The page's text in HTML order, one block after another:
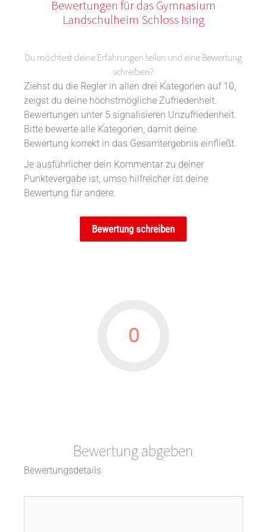
Bewertungen für das Gymnasium
Landschulheim Schloss Ising
Du möchtest deine Erfahrungen teilen und eine Bewertung
schreiben?
Ziehst du die Regler in allen drei Kategorien auf 10,
zeigst du deine höchstmögliche Zufriedenheit.
Bewertungen unter 5 signalisieren Unzufriedenheit.
Bitte bewerte alle Kategorien, damit deine
Bewertung korrekt in das Gesamtergebnis einfließt.
Je ausführlicher dein Kommentar zu deiner
Punktevergabe ist, umso hilfreicher ist deine
Bewertung für andere.
Bewertung schreiben
0
Bewertung abgeben
Bewertungsdetails